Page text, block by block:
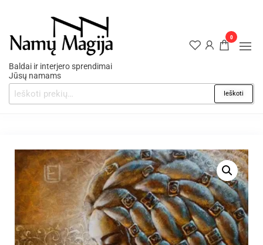
Baldai ir interjero sprendimai
Jūsų namams
Ieškoti
0